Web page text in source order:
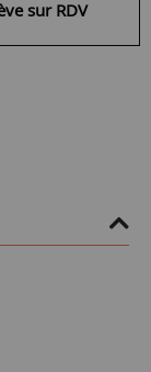
sur RDV